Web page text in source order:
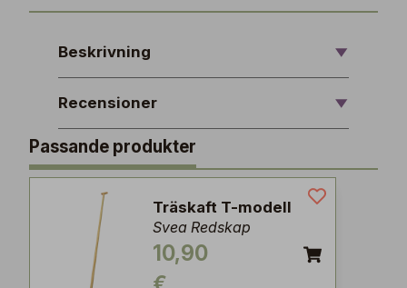
Beskrivning
Recensioner
Passande produkter
Träskaft T-modell
Svea Redskap
10,90